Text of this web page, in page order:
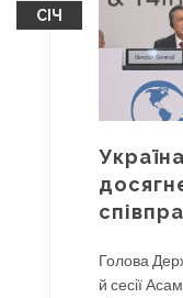
СІЧ
Голова
й сесії